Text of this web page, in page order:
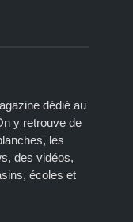
dédié au
y retrouve de
les
des vidéos,
écoles et